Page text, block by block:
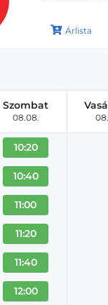
Árlista
Szombat
08.08.
10:20
10:40
11:00
11:20
11:40
12:00